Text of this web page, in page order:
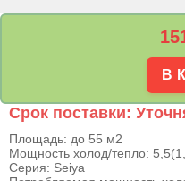
В
Срок поставки:
Площадь: до 55 м2
Мощность холод/тепло:
Серия: Seiya